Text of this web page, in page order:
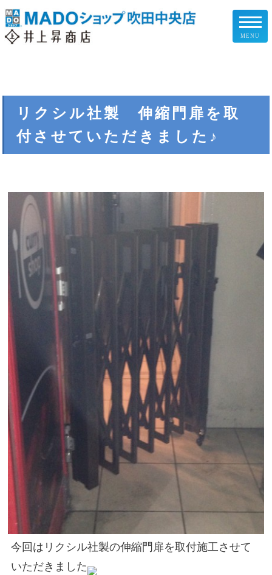
お客様の声
施工事例
スタッフブログ
住まいのお悩み解決策
お問い合わせ
よくある質問
プライバシーポリシー
採用情報
サイトマップ
MENU
リクシル社製 伸縮門扉を取
付させていただきました♪
今回はリクシル社製の伸縮門扉を取付施工させて
いただきました